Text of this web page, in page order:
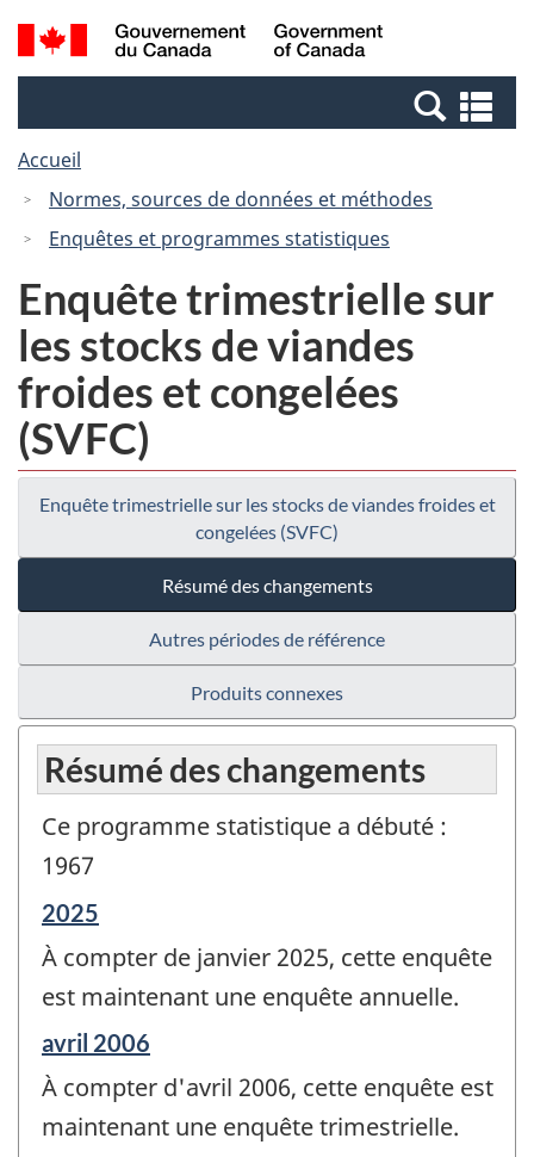
Passer
au
Passer
à
Canada
Recherche
et
et
Accueil
Normes, sources de données et méthodes
Enquêtes et programmes statistiques
Enquête trimestrielle sur
les stocks de viandes
froides et congelées
(SVFC)
Enquête trimestrielle sur les stocks de viandes froides et
congelées (SVFC)
Résumé des changements
Autres périodes de référence
Produits connexes
Résumé des changements
Ce programme statistique a débuté :
1967
Période
de
référence
de
-
2025
À compter de janvier 2025, cette enquête
est maintenant une enquête annuelle.
Période
de
référence
de
avril 2006
À compter d'avril 2006, cette enquête est
maintenant une enquête trimestrielle.